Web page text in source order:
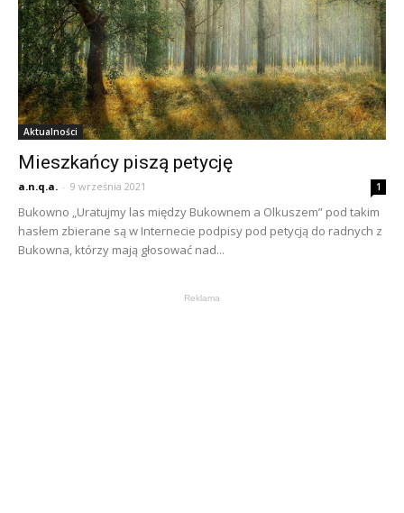
Aktualności
Mieszkańcy piszą petycję
a.n.q.a. - 9 września 2021 1
Bukowno „Uratujmy las między Bukownem a Olkuszem” pod takim
hasłem zbierane są w Internecie podpisy pod petycją do radnych z
Bukowna, którzy mają głosować nad...
Reklama